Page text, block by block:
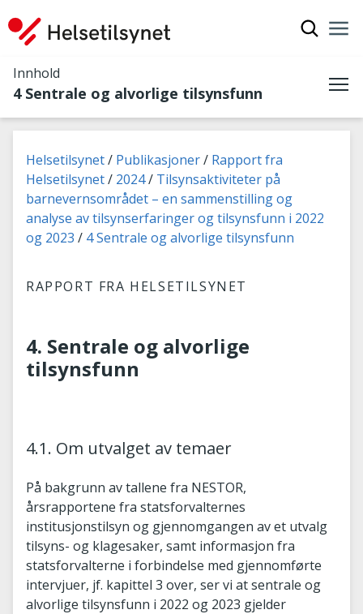
Innhold
4 Sentrale og alvorlige tilsynsfunn
Du er her:
Helsetilsynet Publikasjoner
Rapport fra
Helsetilsynet
2024
Tilsynsaktiviteter på
barnevernsområdet – en sammenstilling og
analyse av tilsynserfaringer og tilsynsfunn i 2022
og 2023
4 Sentrale og alvorlige tilsynsfunn
RAPPORT FRA HELSETILSYNET
4. Sentrale og alvorlige
tilsynsfunn
4.1. Om utvalget av temaer
På bakgrunn av tallene fra NESTOR,
årsrapportene fra statsforvalternes
institusjonstilsyn og gjennomgangen av et utvalg
tilsyns- og klagesaker, samt informasjon fra
statsforvalterne i forbindelse med gjennomførte
intervjuer, jf. kapittel 3 over, ser vi at sentrale og
alvorlige tilsynsfunn i 2022 og 2023 gjelder